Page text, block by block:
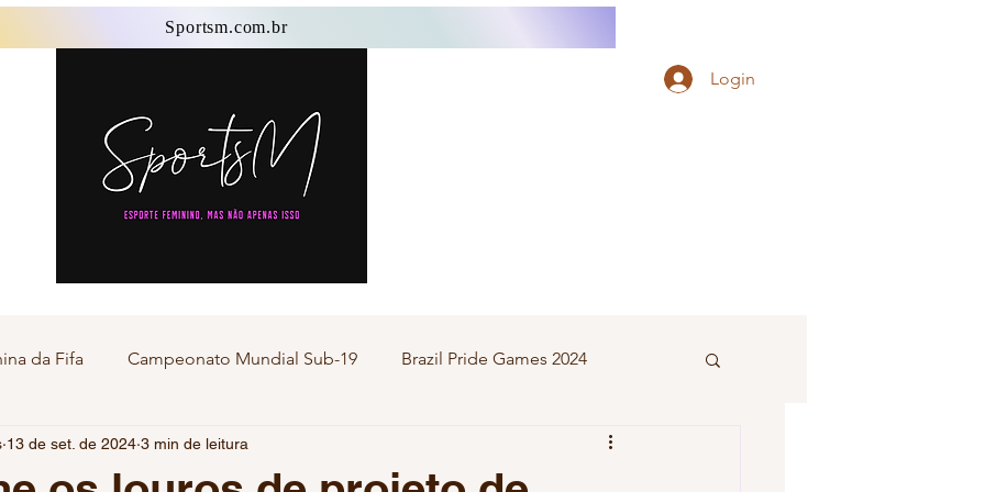
Sportsm.com.br
Sportsm.com.br
Login
da Fifa Campeonato Mundial Sub-19 Brazil Pride Games 2024
Esporte Master Esporte Transgênero
13 de set. de 2024 3 min de leitura